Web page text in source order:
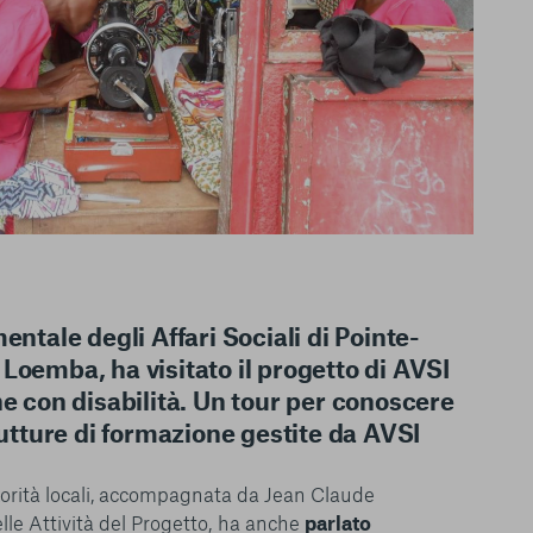
per mostrare
Web e le app di
e sarà
salvo i Cookie
È importante tenere
scelte”, la
stata selezionata
degli Affari Sociali di Pointe-
ha visitato il progetto di AVSI
con disabilità. Un tour per conoscere
di formazione gestite da AVSI
locali, accompagnata da Jean Claude
Attività del Progetto, ha anche parlato